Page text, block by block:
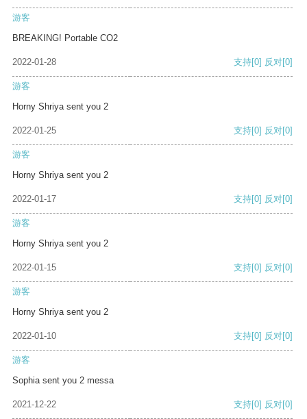
游客
BREAKING! Portable CO2
2022-01-28 支持[0] 反对[0]
游客
Horny Shriya sent you 2
2022-01-25 支持[0] 反对[0]
游客
Horny Shriya sent you 2
2022-01-17 支持[0] 反对[0]
游客
Horny Shriya sent you 2
2022-01-15 支持[0] 反对[0]
游客
Horny Shriya sent you 2
2022-01-10 支持[0] 反对[0]
游客
Sophia sent you 2 messa
2021-12-22 支持[0] 反对[0]